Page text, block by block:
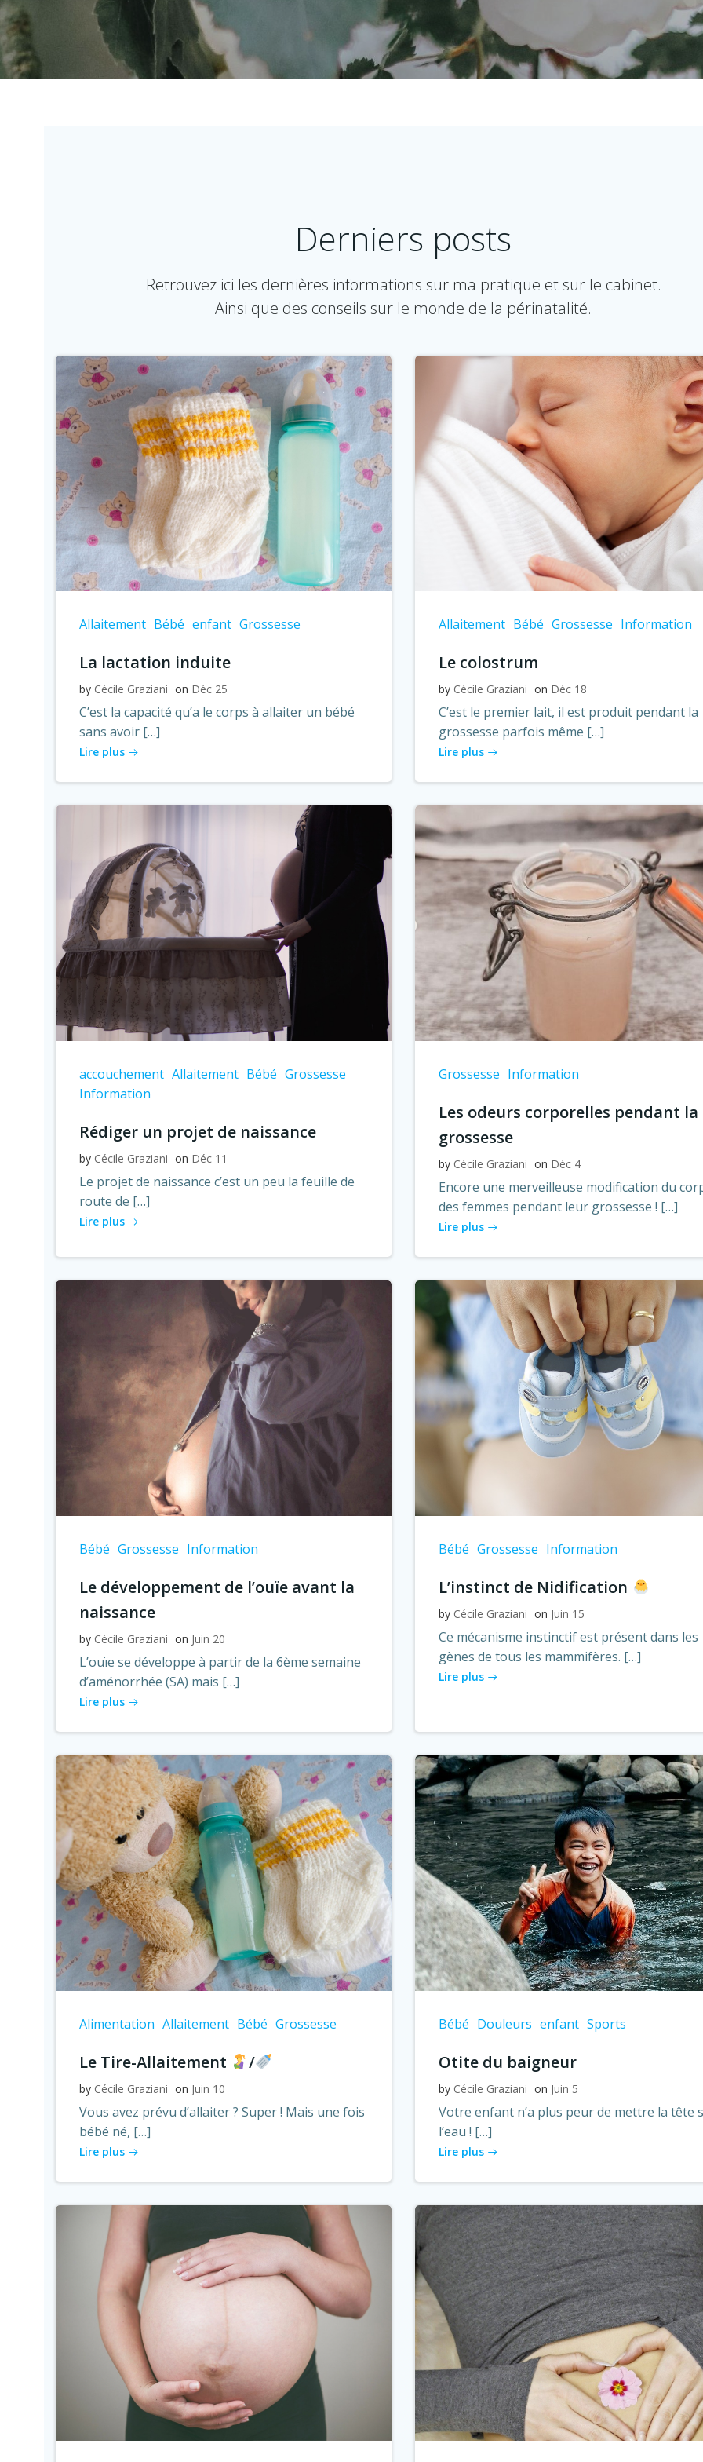
Derniers posts
Retrouvez ici les dernières informations sur ma pratique et sur le cabinet.
Ainsi que des conseils sur le monde de la périnatalité.
Allaitement Bébé enfant Grossesse
La lactation induite
by Cécile Graziani on Déc 25
C’est la capacité qu’a le corps à allaiter un bébé
sans avoir […]
Lire plus
Allaitement Bébé Grossesse Information
Le colostrum
by Cécile Graziani on Déc 18
C’est le premier lait, il est produit pendant la
grossesse parfois même […]
Lire plus
accouchement Allaitement Bébé Grossesse
Information
Rédiger un projet de naissance
by Cécile Graziani on Déc 11
Le projet de naissance c’est un peu la feuille de
route de […]
Lire plus
Grossesse Information
Les odeurs corporelles pendant la
grossesse
by Cécile Graziani on Déc 4
Encore une merveilleuse modification du
des femmes pendant leur grossesse ! […]
Lire plus
Bébé Grossesse Information
Le développement de l’ouïe avant la
naissance
by Cécile Graziani on Juin 20
L’ouïe se développe à partir de la 6ème semaine
d’aménorrhée (SA) mais […]
Lire plus
Bébé Grossesse Information
L’instinct de Nidification
by Cécile Graziani on Juin 15
Ce mécanisme instinctif est présent dans les
gènes de tous les mammifères. […]
Lire plus
Alimentation Allaitement Bébé Grossesse
Le Tire-Allaitement /
by Cécile Graziani on Juin 10
Vous avez prévu d’allaiter ? Super ! Mais une fois
bébé né, […]
Lire plus
Bébé Douleurs enfant Sports
Otite du baigneur
by Cécile Graziani on Juin 5
Votre enfant n’a plus peur de mettre la tête
l’eau ! […]
Lire plus